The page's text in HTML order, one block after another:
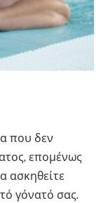
που δεν
επομένως
ασκηθείτε
γόνατό σας.